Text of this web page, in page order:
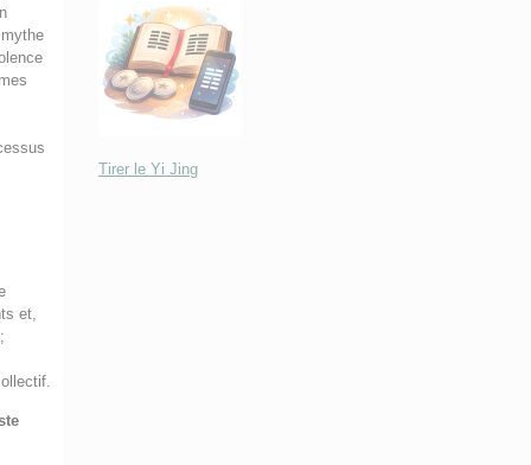
et,
Tirer le Yi Jing